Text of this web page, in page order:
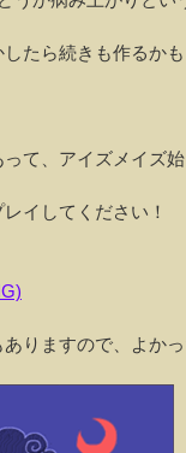
たら続きも作るか
て、アイズメイズ
イしてください！
りますので、よか